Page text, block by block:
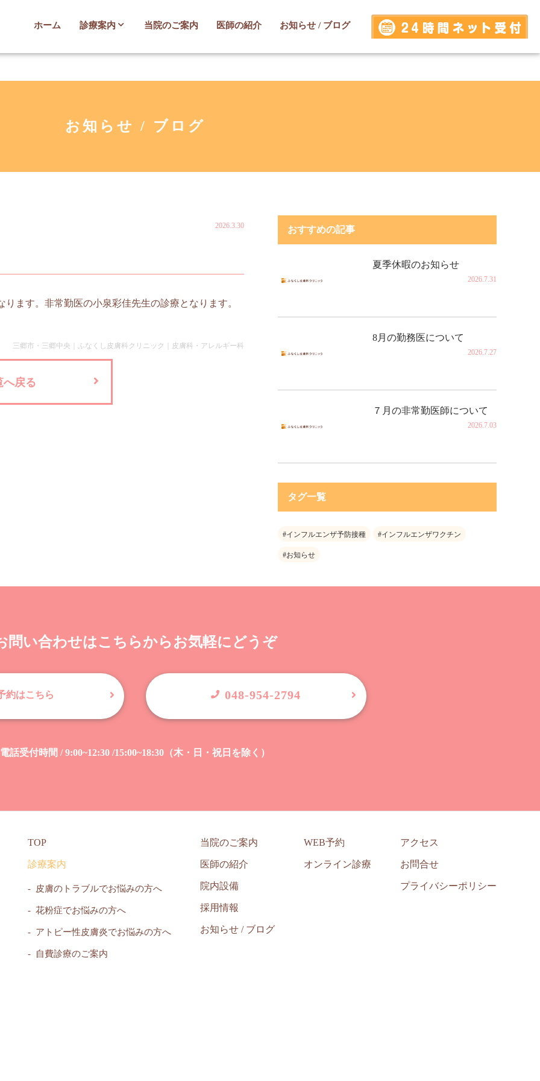
ホーム 診療案内 当院のご案内 医師の紹介 お知らせ / ブログ
お知らせ / ブログ
2026.3.30
ます。非常勤医の小泉彩佳先生の診療となります。
三郷市・三郷中央｜ふなくし皮膚科クリニック｜皮膚科・アレルギー科
へ戻る
おすすめの記事
夏季休暇のお知らせ
2026.7.31
8月の勤務医について
2026.7.27
７月の非常勤医師について
2026.7.03
タグ一覧
#インフルエンザ予防接種 #インフルエンザワクチン
#お知らせ
問い合わせはこちらからお気軽にどうぞ
約はこちら 048-954-2794
電話受付時間 / 9:00~12:30 /15:00~18:30（木・日・祝日を除く）
TOP
診療案内
皮膚のトラブルでお悩みの方へ
花粉症でお悩みの方へ
アトピー性皮膚炎でお悩みの方へ
自費診療のご案内
当院のご案内
医師の紹介
院内設備
採用情報
お知らせ / ブログ
WEB予約
オンライン診療
アクセス
お問合せ
プライバシーポリシー